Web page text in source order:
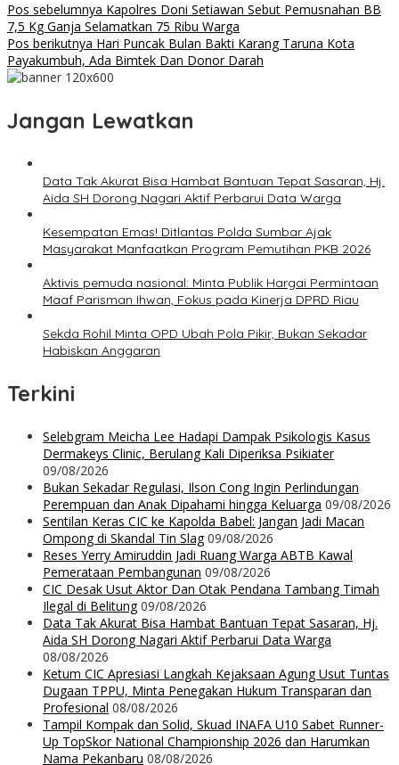
Pos sebelumnya Kapolres Doni Setiawan Sebut Pemusnahan BB
7,5 Kg Ganja Selamatkan 75 Ribu Warga
Pos berikutnya Hari Puncak Bulan Bakti Karang Taruna Kota
Payakumbuh, Ada Bimtek Dan Donor Darah
Jangan Lewatkan
Data Tak Akurat Bisa Hambat Bantuan Tepat Sasaran, Hj.
Aida SH Dorong Nagari Aktif Perbarui Data Warga
Kesempatan Emas! Ditlantas Polda Sumbar Ajak
Masyarakat Manfaatkan Program Pemutihan PKB 2026
Aktivis pemuda nasional: Minta Publik Hargai Permintaan
Maaf Parisman Ihwan, Fokus pada Kinerja DPRD Riau
Sekda Rohil Minta OPD Ubah Pola Pikir, Bukan Sekadar
Habiskan Anggaran
Terkini
Selebgram Meicha Lee Hadapi Dampak Psikologis Kasus
Dermakeys Clinic, Berulang Kali Diperiksa Psikiater
09/08/2026
Bukan Sekadar Regulasi, Ilson Cong Ingin Perlindungan
Perempuan dan Anak Dipahami hingga Keluarga 09/08/2026
Sentilan Keras CIC ke Kapolda Babel: Jangan Jadi Macan
Ompong di Skandal Tin Slag 09/08/2026
Reses Yerry Amiruddin Jadi Ruang Warga ABTB Kawal
Pemerataan Pembangunan 09/08/2026
CIC Desak Usut Aktor Dan Otak Pendana Tambang Timah
Ilegal di Belitung 09/08/2026
Data Tak Akurat Bisa Hambat Bantuan Tepat Sasaran, Hj.
Aida SH Dorong Nagari Aktif Perbarui Data Warga
08/08/2026
Ketum CIC Apresiasi Langkah Kejaksaan Agung Usut Tuntas
Dugaan TPPU, Minta Penegakan Hukum Transparan dan
Profesional 08/08/2026
Tampil Kompak dan Solid, Skuad INAFA U10 Sabet Runner-
Up TopSkor National Championship 2026 dan Harumkan
Nama Pekanbaru 08/08/2026